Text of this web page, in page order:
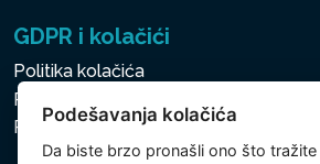
GDPR i kolačići
Politika kolačića
Politika zaštite ličnih i drugih
Politika kolačića
Podešavanja kolačića
Da biste brzo pronašli ono što tražite